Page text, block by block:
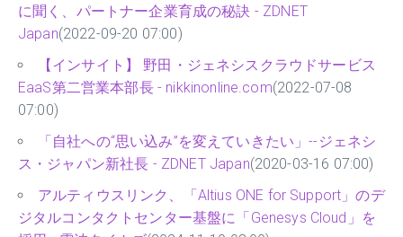
に聞く、パートナー企業育成の秘訣 - ZDNET
Japan(2022-09-20 07:00)
【インサイト】 野田・ジェネシスクラウドサービス
EaaS第二営業本部長 - nikkinonline.com(2022-07-08
07:00)
「自社への“思い込み”を変えていきたい」--ジェネシ
ス・ジャパン新社長 - ZDNET Japan(2020-03-16 07:00)
アルティウスリンク、「Altius ONE for Support」のデ
ジタルコンタクトセンター基盤に「Genesys Cloud」を